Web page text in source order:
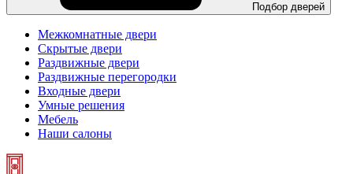
Подбор дверей
Межкомнатные двери
Скрытые двери
Раздвижные двери
Раздвижные перегородки
Входные двери
Умные решения
Мебель
Наши салоны